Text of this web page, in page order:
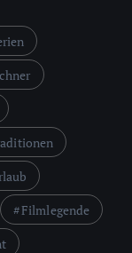
Filmlegende